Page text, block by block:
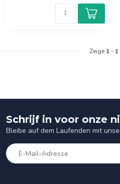
Zeige 1 - 1
Schrijf in voor onze
Bleibe auf dem Laufenden mit